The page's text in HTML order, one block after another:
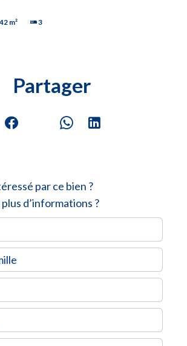
m² 3
Partager
par ce bien ?
d’informations ?